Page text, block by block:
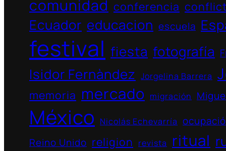
comunidad conferencia
Ecuador educacion escuela
festival fiesta fotografía
Isidor Fernàndez Jorgelina Barrera
memoria mercado migración
México Nicolás Echevarría
Reino Unido religion revista ritual